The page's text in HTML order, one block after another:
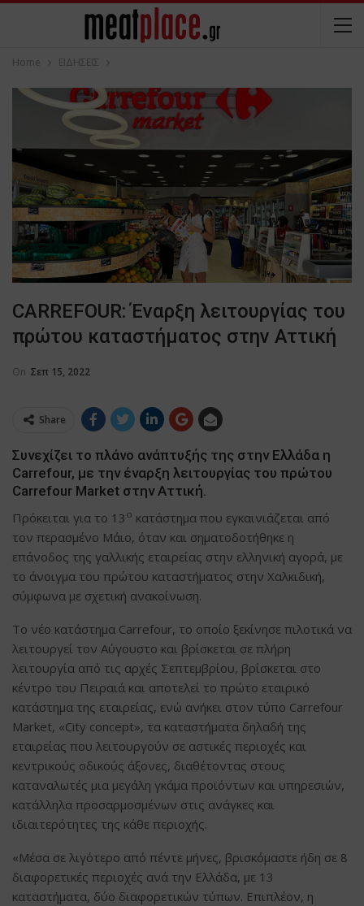
Home ΕΙΔΗΣΕΙΣ
CARREFOUR: Έναρξη λειτουργίας του
πρώτου καταστήματος στην Αττική
On Σεπ 15, 2022
Share
Συνεχίζει το πλάνο ανάπτυξής της στην Ελλάδα η
Carrefour, με την έναρξη λειτουργίας του πρώτου
Carrefour Market στην Αττική.
Πρόκειται για το 13 ο κατάστημα που εγκαινιάζεται από
τον περασμένο Μάιο, όταν και σηματοδοτήθηκε η
επάνοδος της γαλλικής εταιρείας στην ελληνική αγορά, με
το άνοιγμα του πρώτου καταστήματος στην Χαλκιδική,
σύμφωνα με σχετική ανακοίνωση.
Το νέο κατάστημα Carrefour, το οποίο ξεκίνησε πιλοτικά να
λειτουργεί τον Αύγουστο και βρίσκεται σε πλήρη
λειτουργία από τις αρχές Σεπτεμβρίου, βρίσκεται στο
κέντρο του Πειραιά και αποτελεί το πρώτο εταιρικό
κατάστημα της εταιρείας, ενώ ανήκει στον τύπο Carrefour
Market, «City concept», τα καταστήματα δηλαδή της
εταιρείας που λειτουργούν σε αστικές περιοχές και
κεντρικούς οδικούς άξονες, διαθέτοντας στους
καταναλωτές μια μεγάλη γκάμα προϊόντων και υπηρεσιών,
κατάλληλα προσαρμοσμένων στις ανάγκες και
ιδιαιτερότητες της κάθε περιοχής.
«Μέσα σε λιγότερο από πέντε μήνες, βρισκόμαστε ήδη σε 8
διαφορετικές περιοχές ανά την Ελλάδα, με 13
καταστήματα, δύο διαφορετικών τύπων. Επιπλέον, η